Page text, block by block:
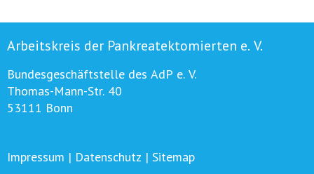
Arbeitskreis der Pankreatektomierten e. V.
Bundesgeschäftstelle des AdP e. V.
Thomas-Mann-Str. 40
53111 Bonn
Impressum | Datenschutz | Sitemap